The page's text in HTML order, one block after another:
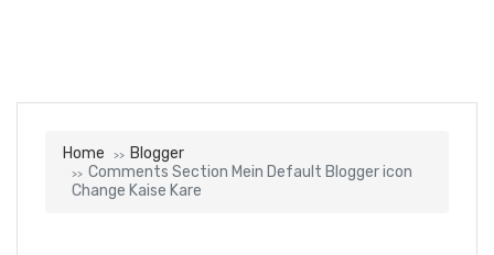
Home
Blogger
Comments Section Mein Default Blogger icon
Change Kaise Kare